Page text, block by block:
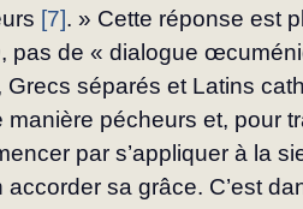
[7]. » Cette réponse est
, pas de « dialogue
Grecs séparés et Latins
ma­nière pécheurs et, pour
par s’appliquer à la
accorder sa grâce. C’est